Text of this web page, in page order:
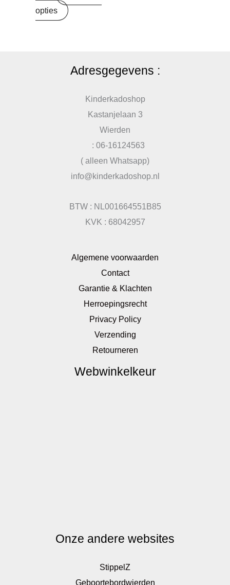
opties
Adresgegevens :
Kinderkadoshop
Kastanjelaan 3
Wierden
: 06-16124563
( alleen Whatsapp)
info@kinderkadoshop.nl
BTW : NL001664551B85
KVK : 68042957
Algemene voorwaarden
Contact
Garantie & Klachten
Herroepingsrecht
Privacy Policy
Verzending
Retourneren
Webwinkelkeur
Onze andere websites
StippelZ
Geboortebordwierden